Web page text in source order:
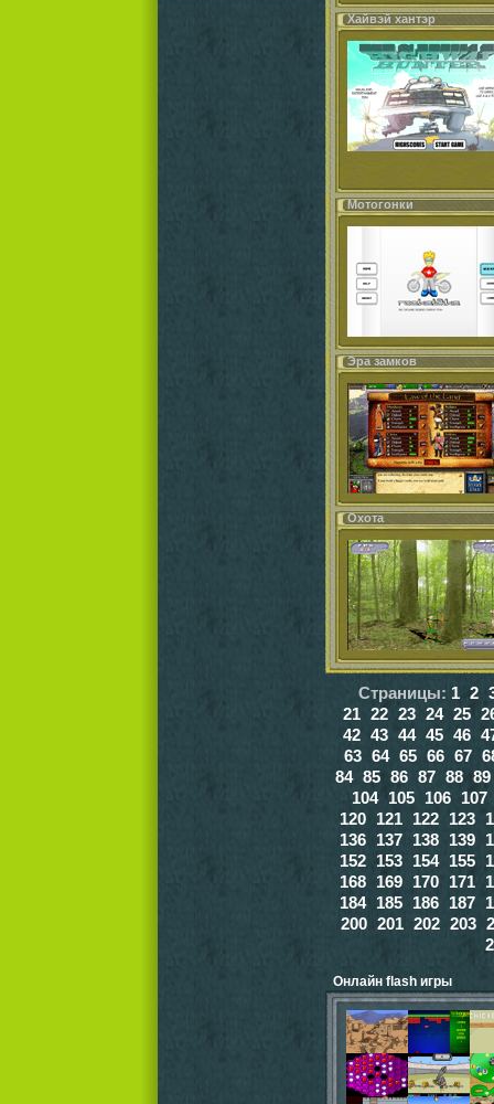
Хайвэй хантэр
Мотогонки
Эра замков
Охота
Страницы: 1 2
21 22 23 24 25
42 43 44 45 46
63 64 65 66 67
84 85 86 87 88 89
104 105 106 107
120 121 122 123
136 137 138 139
152 153 154 155
168 169 170 171
184 185 186 187
200 201 202 203
Онлайн flash игры